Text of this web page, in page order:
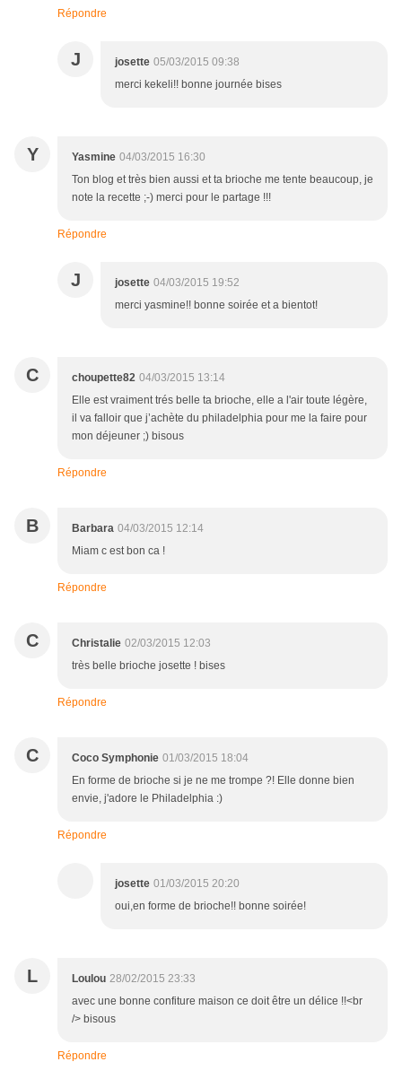
Répondre
J josette 05/03/2015 09:38
merci kekeli!! bonne journée bises
Y Yasmine 04/03/2015 16:30
Ton blog et très bien aussi et ta brioche me tente beaucoup, je
note la recette ;-) merci pour le partage !!!
Répondre
J josette 04/03/2015 19:52
merci yasmine!! bonne soirée et a bientot!
C choupette82 04/03/2015 13:14
Elle est vraiment trés belle ta brioche, elle a l'air toute légère,
il va falloir que j’achète du philadelphia pour me la faire pour
mon déjeuner ;) bisous
Répondre
B Barbara 04/03/2015 12:14
Miam c est bon ca !
Répondre
C Christalie 02/03/2015 12:03
très belle brioche josette ! bises
Répondre
C Coco Symphonie 01/03/2015 18:04
En forme de brioche si je ne me trompe ?! Elle donne bien
envie, j'adore le Philadelphia :)
Répondre
josette 01/03/2015 20:20
oui,en forme de brioche!! bonne soirée!
L Loulou 28/02/2015 23:33
avec une bonne confiture maison ce doit être un délice !!<br
/> bisous
Répondre